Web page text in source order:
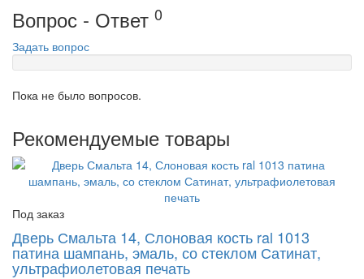
Вопрос - Ответ 0
Задать вопрос
Пока не было вопросов.
Рекомендуемые товары
Под заказ
Дверь Смальта 14, Слоновая кость ral 1013
патина шампань, эмаль, со стеклом Сатинат,
ультрафиолетовая печать